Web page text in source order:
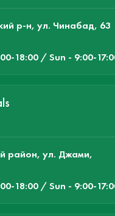
р-н, ул. Чинабад, 63
18:00 / Sun - 9:00-
район, ул. Джами,
18:00 / Sun - 9:00-